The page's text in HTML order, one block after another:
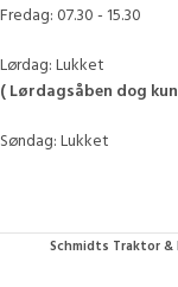
Fredag: 07.30 - 15.30
Lørdag: Lukket
( Lørdagsåben dog
Søndag: Lukket
Schmidts Traktor &